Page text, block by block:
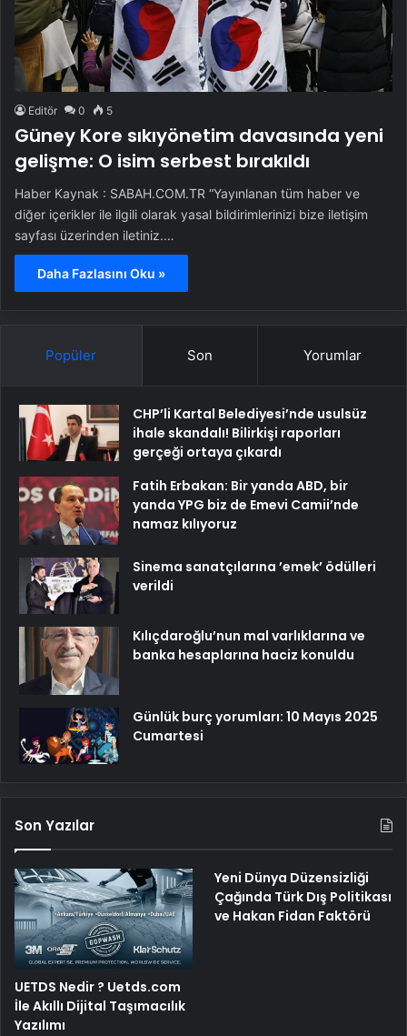
Editör 0 5
Güney Kore sıkıyönetim davasında yeni
gelişme: O isim serbest bırakıldı
Haber Kaynak : SABAH.COM.TR “Yayınlanan tüm haber ve
diğer içerikler ile ilgili olarak yasal bildirimlerinizi bize iletişim
sayfası üzerinden iletiniz.…
Daha Fazlasını Oku »
Popüler Son Yorumlar
CHP’li Kartal Belediyesi’nde usulsüz
ihale skandalı! Bilirkişi raporları
gerçeği ortaya çıkardı
Fatih Erbakan: Bir yanda ABD, bir
yanda YPG biz de Emevi Camii’nde
namaz kılıyoruz
Sinema sanatçılarına ’emek’ ödülleri
verildi
Kılıçdaroğlu’nun mal varlıklarına ve
banka hesaplarına haciz konuldu
Günlük burç yorumları: 10 Mayıs 2025
Cumartesi
Son Yazılar
UETDS Nedir ? Uetds.com
İle Akıllı Dijital Taşımacılık
Yazılımı
Yeni Dünya Düzensizliği
Çağında Türk Dış Politikası
ve Hakan Fidan Faktörü